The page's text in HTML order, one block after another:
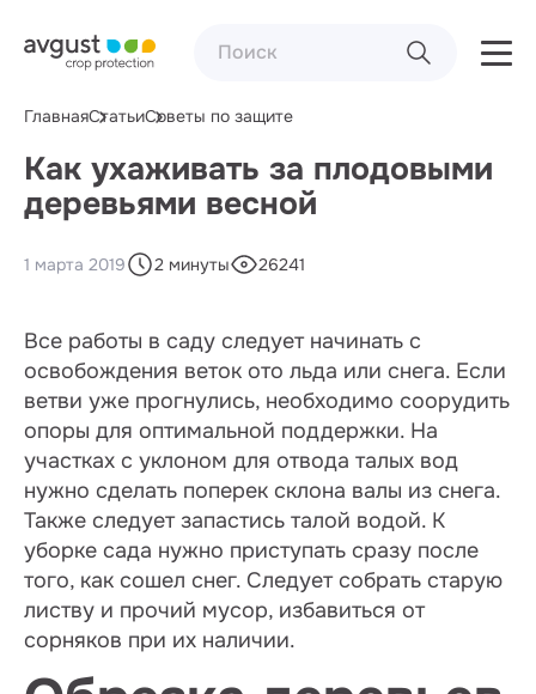
ГлавнаяСтатьиСоветы по защите
Как ухаживать за плодовыми
деревьями весной
1 марта 2019 2 минуты 26241
Все работы в саду следует начинать с
освобождения веток ото льда или снега. Если
ветви уже прогнулись, необходимо соорудить
опоры для оптимальной поддержки. На
участках с уклоном для отвода талых вод
нужно сделать поперек склона валы из снега.
Также следует запастись талой водой. К
уборке сада нужно приступать сразу после
того, как сошел снег. Следует собрать старую
листву и прочий мусор, избавиться от
сорняков при их наличии.